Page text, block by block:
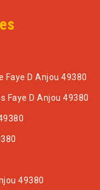
D Anjou 49380
Faye D Anjou 49380
49380